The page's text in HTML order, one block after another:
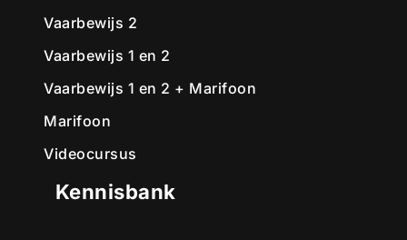
Vaarbewijs 2
Vaarbewijs 1 en 2
Vaarbewijs 1 en 2 + Marifoon
Marifoon
Videocursus
Kennisbank